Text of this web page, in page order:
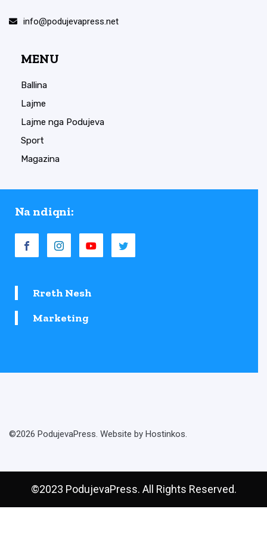
info@podujevapress.net
MENU
Ballina
Lajme
Lajme nga Podujeva
Sport
Magazina
Na ndiqni:
Rreth Nesh
Marketing
©2026 PodujevaPress. Website by Hostinkos.
©2023 PodujevaPress. All Rights Reserved.